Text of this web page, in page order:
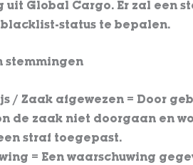
uit Global Cargo. Er zal een
status te bepalen.
stemmingen
/ Zaak afgewezen = Door
de zaak niet doorgaan en
straf toegepast.
= Een waarschuwing